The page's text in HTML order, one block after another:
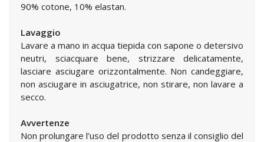
90% cotone, 10% elastan.
Lavaggio
Lavare a mano in acqua tiepida con sapone o detersivo
neutri, sciacquare bene, strizzare delicatamente,
lasciare asciugare orizzontalmente. Non candeggiare,
non asciugare in asciugatrice, non stirare, non lavare a
secco.
Avvertenze
Non prolungare l’uso del prodotto senza il consiglio del